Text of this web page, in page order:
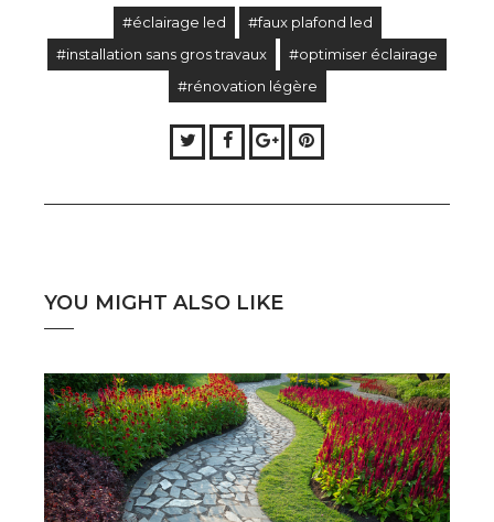
#éclairage led
#faux plafond led
#installation sans gros travaux
#optimiser éclairage
#rénovation légère
TwitterFacebook
Google+Pinterest
YOU MIGHT ALSO LIKE